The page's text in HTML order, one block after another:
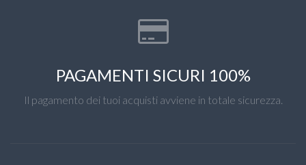
PAGAMENTI SICURI 100%
Il pagamento dei tuoi acquisti avviene in totale sicurezza.